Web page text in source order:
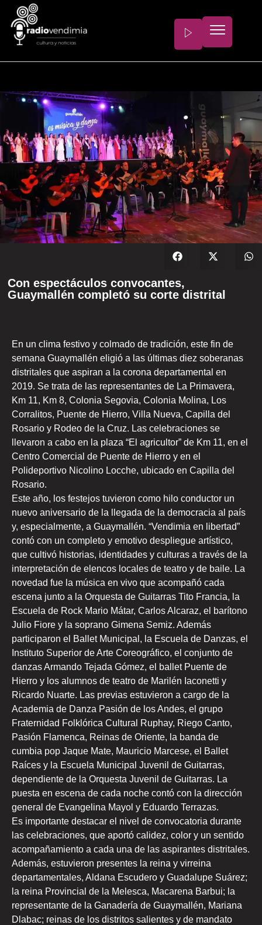
Con espectáculos convocantes,
Guaymallén completó su corte distrital
En un clima festivo y colmado de tradición, este fin de
semana Guaymallén eligió a las últimas diez soberanas
distritales que aspiran a la corona departamental en
2019. Se trata de las representantes de La Primavera,
Km 11, Km 8, Colonia Segovia, Colonia Molina, Los
Corralitos, Puente de Hierro, Villa Nueva, Capilla del
Rosario y Rodeo de la Cruz. Las celebraciones se
llevaron a cabo en la plaza “El agricultor” de Km 11, en el
Centro Comercial de Puente de Hierro y en el
Polideportivo Nicolino Locche, ubicado en Capilla del
Rosario.
Este año, los festejos tuvieron como hilo conductor un
nuevo aniversario de la llegada de la democracia al país
y, especialmente, a Guaymallén. “Vendimia en libertad”
contó con un completo y emotivo despliegue artístico,
que cultivó historias, identidades y culturas a través de la
interpretación de elencos locales de teatro y de baile. La
novedad fue la música en vivo que acompañó cada
escena junto a la Orquesta de Guitarras Tito Francia, la
Escuela de Rock Mario Mátar, Carlos Alcaraz, el barítono
Julio Fiore y la soprano Gimena Semiz. Además
participaron el Ballet Municipal, la Escuela de Danzas, el
Instituto Superior de Arte Coreográfico, el conjunto de
danzas Armando Tejada Gómez, el ballet Puente de
Hierro y los alumnos de teatro de Marilén Iaconetti y
Ricardo Nuarte. Las previas estuvieron a cargo de la
Academia de Danza Pasión de los Andes, el grupo
Fraternidad Folklórica Cultural Ruphay, Riego Canto,
Pasión Flamenca, Reinas de Oriente, la banda de
cumbia pop Jaque Mate, Mauricio Marcese, el Ballet
Raíces y la Escuela Municipal Juvenil de Guitarras,
dependiente de la Orquesta Juvenil de Guitarras. La
puesta en escena de cada noche contó con la dirección
general de Evangelina Mayol y Eduardo Terrazas.
Es importante destacar el nivel de convocatoria durante
las celebraciones, que aportó calidez, color y un sentido
acompañamiento a cada una de las aspirantes distritales.
Además, estuvieron presentes la reina y virreina
departamentales, Aldana Escudero y Guadalupe Suárez;
la reina Provincial de la Melesca, Macarena Barbui; la
representante de la Ganadería de Guaymallén, Mariana
Dlabac; reinas de los distritos salientes y de mandato